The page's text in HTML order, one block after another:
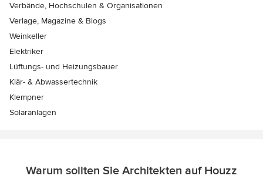
Verbände, Hochschulen & Organisationen
Verlage, Magazine & Blogs
Weinkeller
Elektriker
Lüftungs- und Heizungsbauer
Klär- & Abwassertechnik
Klempner
Solaranlagen
Warum sollten Sie Architekten auf Houzz